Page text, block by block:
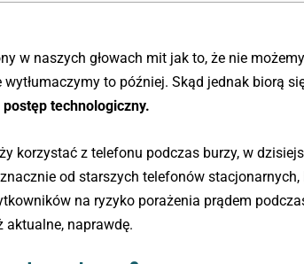
w naszych głowach mit jak to, że nie
to później. Skąd jednak biorą
technologiczny.
korzystać z telefonu podczas burzy, w
od starszych telefonów stacjonarnych,
na ryzyko porażenia prądem
naprawdę.